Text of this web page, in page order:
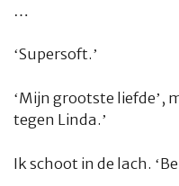
…
‘Supersoft.’
‘Mijn grootste liefde’,
tegen Linda.’
Ik schoot in de lach.